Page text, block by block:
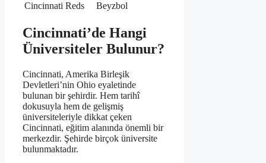
Cincinnati Reds
Beyzbol
Cincinnati’de Hangi
Üniversiteler Bulunur?
Cincinnati, Amerika Birleşik
Devletleri’nin Ohio eyaletinde
bulunan bir şehirdir. Hem tarihî
dokusuyla hem de gelişmiş
üniversiteleriyle dikkat çeken
Cincinnati, eğitim alanında önemli bir
merkezdir. Şehirde birçok üniversite
bulunmaktadır.